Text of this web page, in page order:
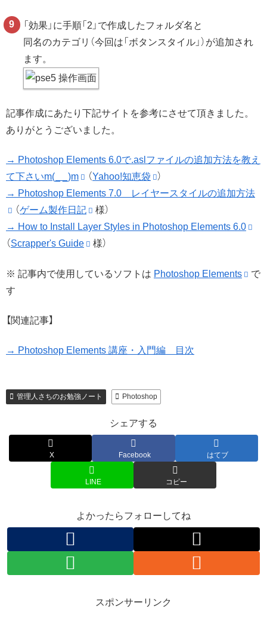
「効果」に手順「2」で作成したフォルダ名と
同名のカテゴリ（今回は「ボタンスタイル」）が追加され
ます。
記事作成にあたり下記サイトを参考にさせて頂きました。
ありがとうございました。
→ Photoshop Elements 6.0で.aslファイルの追加方法を教え
て下さいm(_ _)m
（Yahoo!知恵袋
）
→ Photoshop Elements 7.0 レイヤースタイルの追加方法
（ゲーム製作日記
様）
→ How to Install Layer Styles in Photoshop Elements 6.0
（Scrapper's Guide 様）
※ 記事内で使用しているソフトは Photoshop Elements
で
す
【関連記事】
→ Photoshop Elements 講座・入門編 目次
管理人さちのお勉強ノート Photoshop
シェアする
X Facebook はてブ
LINE コピー
よかったらフォローしてね
スポンサーリンク